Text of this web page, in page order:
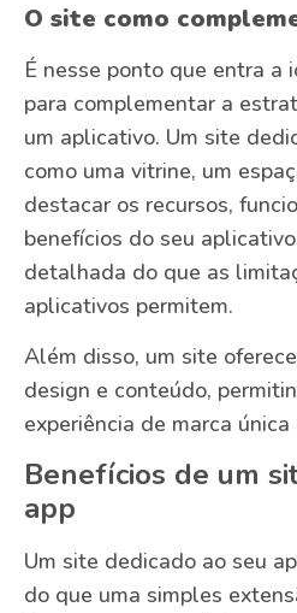
O site como
É nesse ponto que entra a
para complementar a
um aplicativo. Um site
como uma vitrine, um
destacar os recursos,
benefícios do seu
detalhada do que as
aplicativos permitem.
Além disso, um site
design e conteúdo,
experiência de marca
Benefícios de um
app
Um site dedicado ao seu
do que uma simples